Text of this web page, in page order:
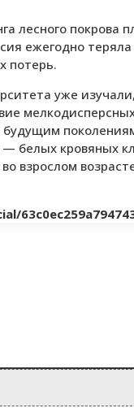
покрова
ежегодно
потерь.
уже
белых кровяных
взрослом